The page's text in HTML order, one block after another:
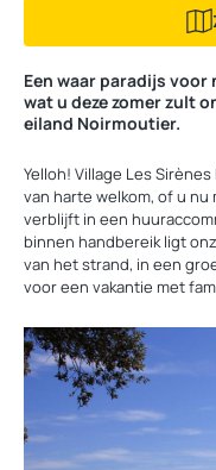
Een waar paradijs
wat u deze zomer zult
eiland Noirmoutier.
Yelloh! Village Les
van harte welkom, of u
verblijft in een
binnen handbereik ligt
van het strand, in een
voor een vakantie met